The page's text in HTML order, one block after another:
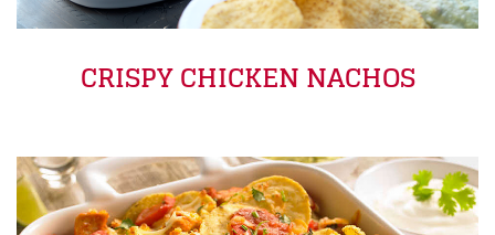
CRISPY CHICKEN NACHOS